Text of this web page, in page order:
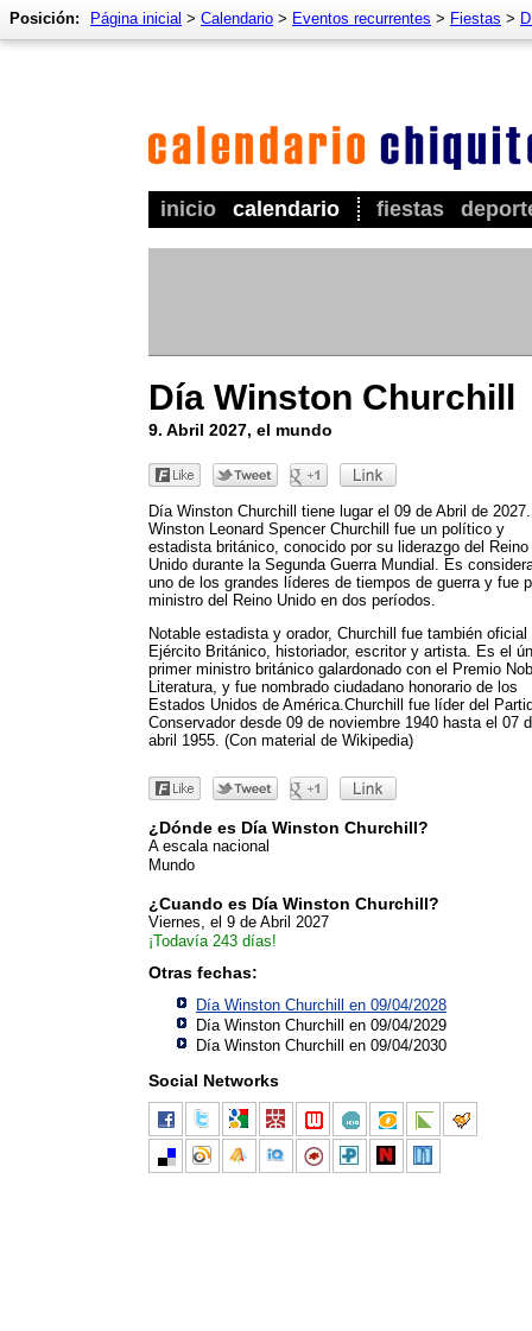
inicio calendario fiestas
Posición: Página inicial > Calendario > Eventos recurrentes > Fiestas >
Día Winston Churchill
9. Abril 2027, el mundo
Día Winston Churchill tiene lugar el 09 de Abril de 2027.
Winston Leonard Spencer Churchill fue un político y
estadista británico, conocido por su liderazgo del Reino
Unido durante la Segunda Guerra Mundial. Es
uno de los grandes líderes de tiempos de guerra y fue
ministro del Reino Unido en dos períodos.
Notable estadista y orador, Churchill fue también oficial
Ejército Británico, historiador, escritor y artista. Es el
primer ministro británico galardonado con el Premio
Literatura, y fue nombrado ciudadano honorario de los
Estados Unidos de América.Churchill fue líder del
Conservador desde 09 de noviembre 1940 hasta el 07
abril 1955. (Con material de Wikipedia)
¿Dónde es Día Winston Churchill?
A escala nacional
Mundo
¿Cuando es Día Winston Churchill?
Viernes, el 9 de Abril 2027
¡Todavía 243 días!
Otras fechas:
Día Winston Churchill en 09/04/2028
Día Winston Churchill en 09/04/2029
Día Winston Churchill en 09/04/2030
Social Networks